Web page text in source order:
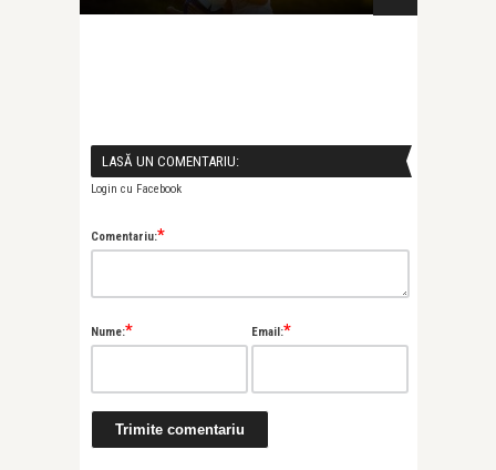
LASĂ UN COMENTARIU:
Login cu Facebook
Comentariu:*
Nume:* Email:*